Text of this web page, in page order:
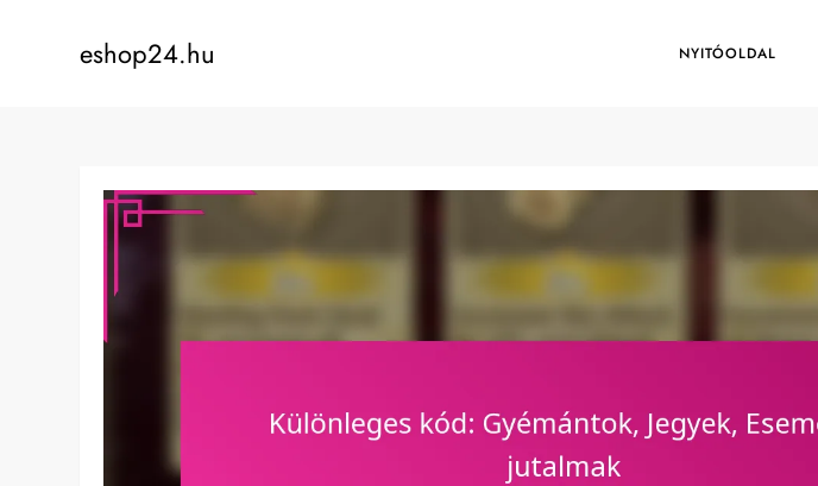
eshop24.hu NYITÓOLDAL